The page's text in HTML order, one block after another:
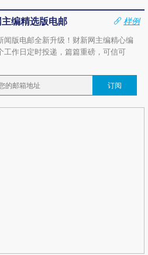
编精选版电邮
样例
闻版电邮全新升级！财新网主编精心编
工作日定时投递，篇篇重磅，可信可
订阅